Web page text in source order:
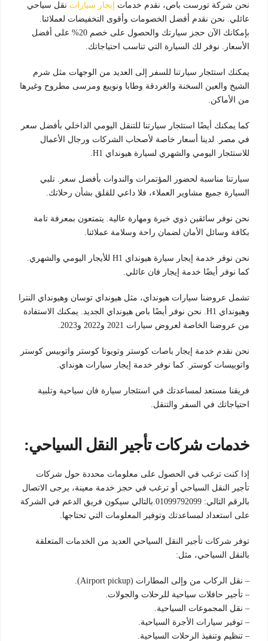
نحن شركة تورست باص، نقدم خدمات إيجار سيارات نقل سياحي
عائلي. نحن نقدم أفضل الخصومات وأقوى التخفيضات لعملائنا.
بإمكانك الآن حجز سيارتك والحصول على خصم 20% على أفضل
الأسعار. نوفر لك السيارة التي تناسب احتياجاتك.
يمكنك استئجار سيارتنا للسفر إلى العديد من الوجهات مثل شرم
الشيخ والعين السخنة والغردقة وطابا ونويبع ومرسى مطروح وغيرها
من الأماكن.
كما يمكنك أيضًا استئجار سيارتنا للتنقل اليومي الداخلي بأفضل سعر
في مصر. لدينا أسعار خاصة لأصحاب الشركات ورجال الأعمال
للاستئجار اليومي والشهري لسيارة هيونداي H1.
سيارتنا مناسبة لحضور المؤتمرات والندوات بأفضل سعر. تلبي
السيارة جميع مشاوير العملاء، فلا داعي للقلق بشأن رحلاتك.
نحن نوفر سائقين ذوي خبرة ومهارة عالية. يتمتعون بمعرفة تامة
بكافة وسائل الأمان لضمان راحة وسلامة عملائنا.
نحن نوفر خدمة إيجار سيارة هيونداي H1 للأيجار اليومي والشهري.
كما نوفر أيضًا خدمة إيجار فان عائلي.
تشمل عروضنا سيارات هيونداي، مثل هيونداي توسان وهيونداي النترا
وهيونداي H1. نحن نوفر أيضًا باص هيونداي الجديد. يمكنك الاستفادة
من عروضنا الخاصة لعروض سيارات 2021 و2022 و2023.
نحن نقدم خدمة إيجار باصات كوستر وتويوتا كوستر واتوبيس كوستر
واتوبيسات كوستر. كما نوفر خدمة إيجار سيارات هونداي.
فريقنا مستعد لمساعدتك في استئجار سيارة فان سياحية وتلبية
احتياجاتك في السفر والتنقل.
خدمات شركات تأجير النقل السياحي:
إذا كنت ترغب في الحصول على معلومات محددة حول شركات
تأجير النقل السياحي أو ترغب في حجز خدمة معينة، يرجى الاتصال
بالرقم التالي: 01099792099.بالتالي سيكون فريق الدعم في الشركة
على استعداد لمساعدتك وتوفير المعلومات التي تحتاجها.
توفر شركات تأجير النقل السياحي العديد من الخدمات المتعلقة
بالنقل السياحي، مثل:
– نقل الركاب من وإلى المطارات (Airport pickup).
– تأجير حافلات سياحية للرحلات والجولات.
– نقل المجموعات السياحية.
– توفير سيارات الأجرة السياحية.
– تنظيم وتنفيذ الرحلات السياحية.